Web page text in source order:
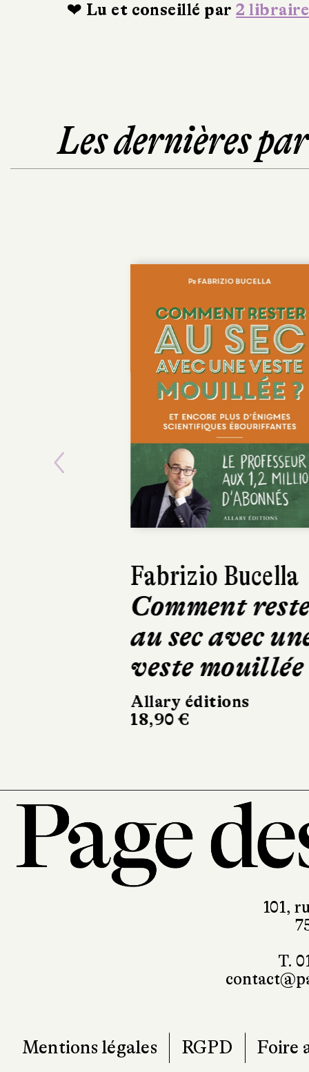
❤ Lu et conseillé par2
Les dernières
Fabrizio Bucella
Comment
au sec avec
veste mouillée
Allary éditions
18,90 €
Previous
101,
T.
Mentions légales RGPD Foire